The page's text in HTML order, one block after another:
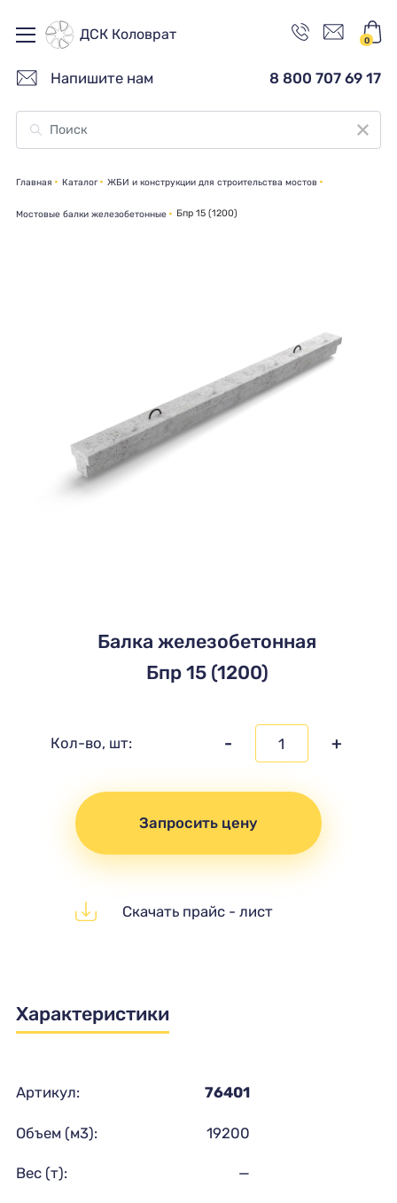
ДСК Коловрат 0
Напишите нам 8 800 707 69 17
Главная Каталог ЖБИ и конструкции для строительства мостов
Мостовые балки железобетонные Бпр 15 (1200)
Балка железобетонная
Бпр 15 (1200)
Кол-во, шт: - +
Запросить цену
Скачать прайс - лист
Характеристики
Артикул: 76401
Объем (м3): 19200
Вес (т): —